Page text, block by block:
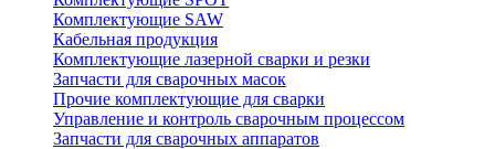
Комплектующие SAW
Кабельная продукция
Комплектующие лазерной сварки и резки
Запчасти для сварочных масок
Прочие комплектующие для сварки
Управление и контроль сварочным процессом
Запчасти для сварочных аппаратов